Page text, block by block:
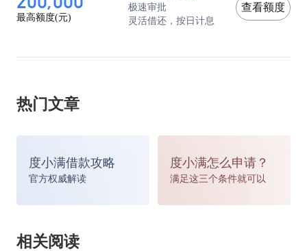
在申卡之前，必须对照招行需要的材料做好准
件，当然如果能提供其他财力证明就会对下卡成功
详细材料如下：
最高额度(元)
极速审批
灵活借还，按日计息
查看额度
热门文章
度小满借款攻略
官方权威解读
度小满怎么申请？
满足这三个条件就可以
相关阅读